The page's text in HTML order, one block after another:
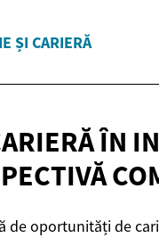
ȘI CARIERĂ
ÎN
de oportunități de